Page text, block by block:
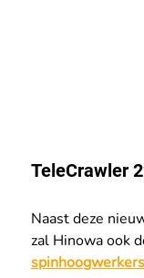
TeleCrawler
Naast deze
zal Hinowa ook
spinhoogwerkers